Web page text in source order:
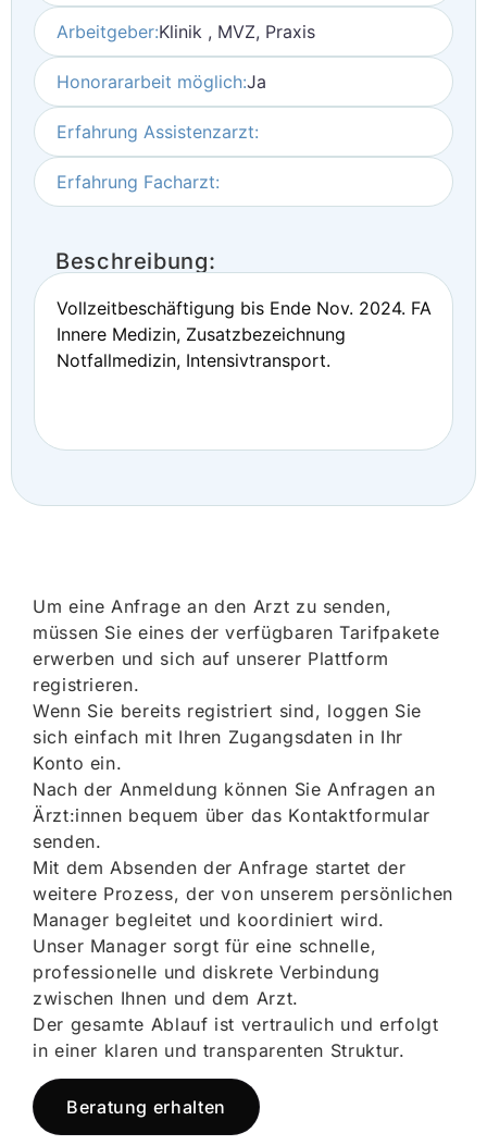
Arbeitgeber:Klinik , MVZ, Praxis
Honorararbeit möglich:Ja
Erfahrung Assistenzarzt:
Erfahrung Facharzt:
Beschreibung:
Vollzeitbeschäftigung bis Ende Nov. 2024. FA
Innere Medizin, Zusatzbezeichnung
Notfallmedizin, Intensivtransport.
Um eine Anfrage an den Arzt zu senden,
müssen Sie eines der verfügbaren Tarifpakete
erwerben und sich auf unserer Plattform
registrieren.
Wenn Sie bereits registriert sind, loggen Sie
sich einfach mit Ihren Zugangsdaten in Ihr
Konto ein.
Nach der Anmeldung können Sie Anfragen an
Ärzt:innen bequem über das Kontaktformular
senden.
Mit dem Absenden der Anfrage startet der
weitere Prozess, der von unserem persönlichen
Manager begleitet und koordiniert wird.
Unser Manager sorgt für eine schnelle,
professionelle und diskrete Verbindung
zwischen Ihnen und dem Arzt.
Der gesamte Ablauf ist vertraulich und erfolgt
in einer klaren und transparenten Struktur.
Beratung erhalten